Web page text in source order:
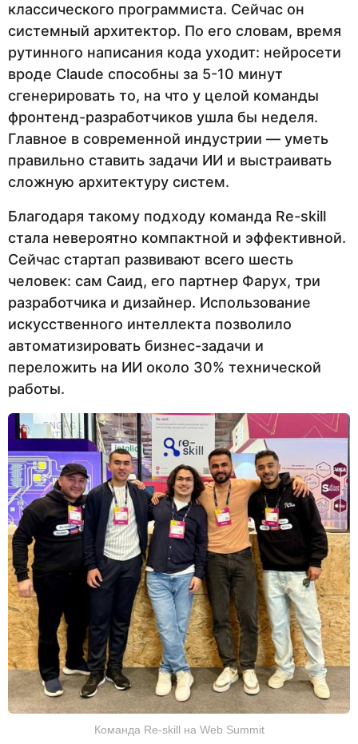
классического программиста. Сейчас он
системный архитектор. По его словам, время
рутинного написания кода уходит: нейросети
вроде Claude способны за 5-10 минут
сгенерировать то, на что у целой команды
фронтенд-разработчиков ушла бы неделя.
Главное в современной индустрии — уметь
правильно ставить задачи ИИ и выстраивать
сложную архитектуру систем.
Благодаря такому подходу команда Re-skill
стала невероятно компактной и эффективной.
Сейчас стартап развивают всего шесть
человек: сам Саид, его партнер Фарух, три
разработчика и дизайнер. Использование
искусственного интеллекта позволило
автоматизировать бизнес-задачи и
переложить на ИИ около 30% технической
работы.
Команда Re-skill на Web Summit